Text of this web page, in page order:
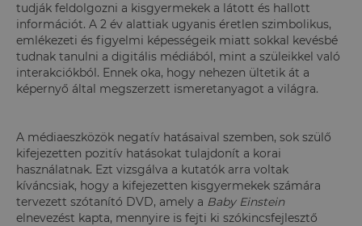
tudják feldolgozni a kisgyermekek a látott és hallott
információt. A 2 év alattiak ugyanis éretlen szimbolikus,
emlékezeti és figyelmi képességeik miatt sokkal kevésbé
tudnak tanulni a digitális médiából, mint a szüleikkel való
interakciókból. Ennek oka, hogy nehezen ültetik át a
képernyő által megszerzett ismeretanyagot a világra.
A médiaeszközök negatív hatásaival szemben, sok szülő
kifejezetten pozitív hatásokat tulajdonít a korai
használatnak. Ezt vizsgálva a kutatók arra voltak
kíváncsiak, hogy a kifejezetten kisgyermekek számára
tervezett szótanító DVD, amely a Baby Einstein
elnevezést kapta, mennyire is fejti ki szókincsfejlesztő